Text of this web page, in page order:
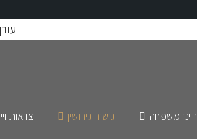
דיני משפחה גישור גירושין צוואות